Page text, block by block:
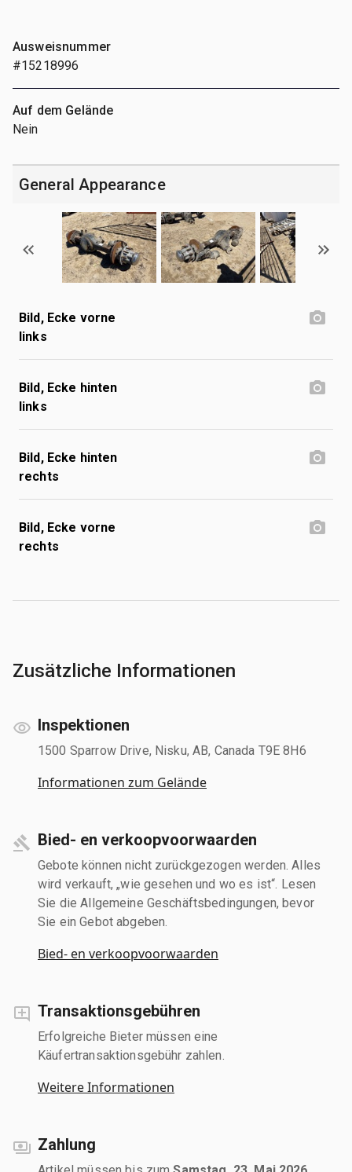
Ausweisnummer
#15218996
Auf dem Gelände
Nein
General Appearance
Bild, Ecke vorne
links
Bild, Ecke hinten
links
Bild, Ecke hinten
rechts
Bild, Ecke vorne
rechts
Zusätzliche Informationen
Inspektionen
1500 Sparrow Drive, Nisku, AB, Canada T9E 8H6
Informationen zum Gelände
Bied- en verkoopvoorwaarden
Gebote können nicht zurückgezogen werden. Alles
wird verkauft, „wie gesehen und wo es ist“. Lesen
Sie die Allgemeine Geschäftsbedingungen, bevor
Sie ein Gebot abgeben.
Bied- en verkoopvoorwaarden
Transaktionsgebühren
Erfolgreiche Bieter müssen eine
Käufertransaktionsgebühr zahlen.
Weitere Informationen
Zahlung